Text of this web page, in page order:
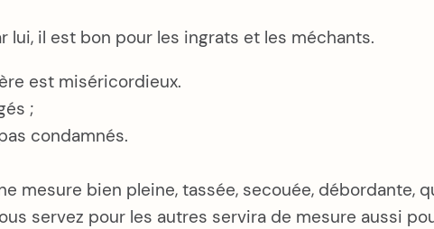
lui, il est bon pour les ingrats et les méchants.
est miséricordieux.
;
condamnés.
mesure bien pleine, tassée, secouée, débordante,
servez pour les autres servira de mesure aussi